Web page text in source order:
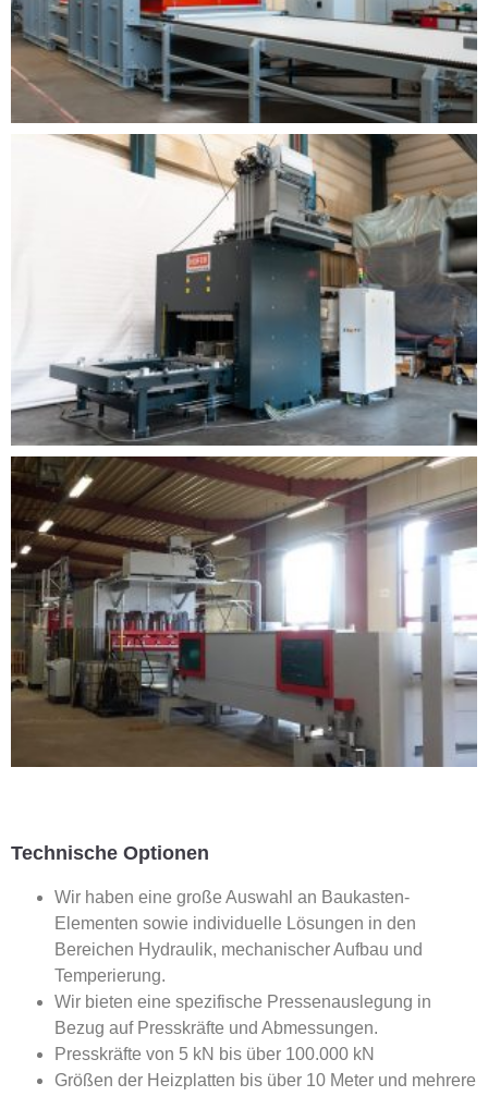
Technische Optionen
Wir haben eine große Auswahl an Baukasten-
Elementen sowie individuelle Lösungen in den
Bereichen Hydraulik, mechanischer Aufbau und
Temperierung.
Wir bieten eine spezifische Pressenauslegung in
Bezug auf Presskräfte und Abmessungen.
Presskräfte von 5 kN bis über 100.000 kN
Größen der Heizplatten bis über 10 Meter und mehrere